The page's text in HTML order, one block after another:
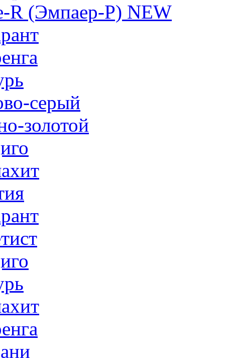
R (Эмпаер-P) NEW
серый
золотой